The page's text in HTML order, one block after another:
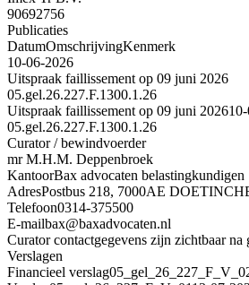
90692756
Publicaties
DatumOmschrijvingKenmerk
10-06-2026
Uitspraak faillissement op 09 juni 2026
05.gel.26.227.F.1300.1.26
Uitspraak faillissement op 09 juni 2026
05.gel.26.227.F.1300.1.26
Curator / bewindvoerder
mr M.H.M. Deppenbroek
KantoorBax advocaten belastingkundigen
AdresPostbus 218, 7000AE
Telefoon0314-375500
E-mailbax@baxadvocaten.nl
Curator contactgegevens zijn zichtbaar na
Verslagen
Financieel verslag